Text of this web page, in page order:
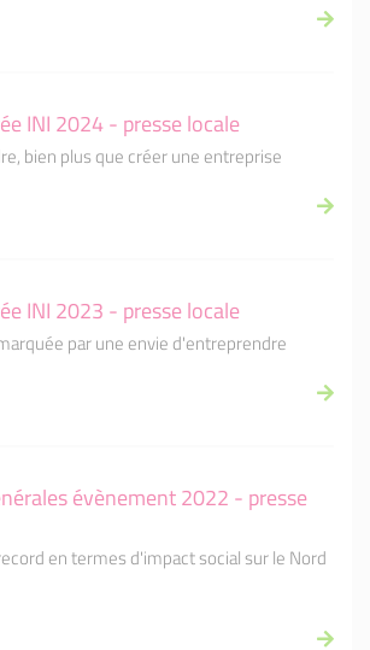
INI 2024 - presse locale
bien plus que créer une entreprise
INI 2023 - presse locale
par une envie d'entreprendre
évènement 2022 - presse
en termes d'impact social sur le Nord